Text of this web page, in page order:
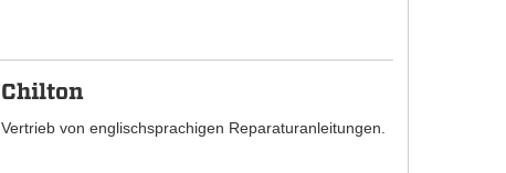
Chilton
Vertrieb von englischsprachigen Reparaturanleitungen.